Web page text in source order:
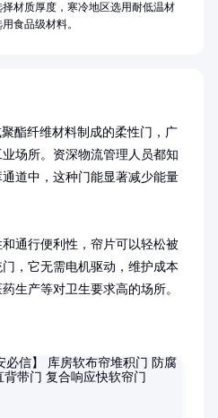
酯纤维材料制成的柔性门，广
场所。资深物流管理人员都知
道中，这种门能显著减少能量
通行便利性，帘片可以轻松被
，它无需电机驱动，维护成本
生产等对卫生要求高的场所。
材质厚度，寒冷地区选用耐低温材
食品级材料。